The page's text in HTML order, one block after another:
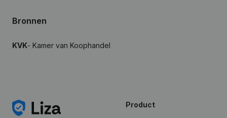
Bronnen
KVK- Kamer van Koophandel
Product